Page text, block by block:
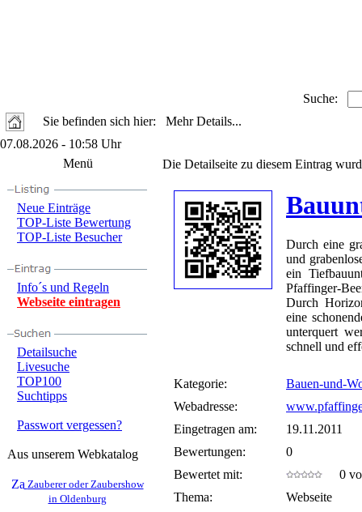
Suche:
Sie befinden sich hier: Mehr Details...
07.08.2026 - 10:58 Uhr
Menü
Neue Einträge
TOP-Liste Bewertung
TOP-Liste Besucher
Info´s und Regeln
Webseite eintragen
Detailsuche
Livesuche
TOP100
Suchtipps
Passwort vergessen?
Aus unserem Webkatalog
Zauberer oder Zaubershow
in Oldenburg
Die Detailseite zu diesem Eintrag
Durch eine
und
ein
Pfaffinger-
Durch
eine
unterquert
schnell und
Kategorie:
Bauen-und-
Webadresse:
Eingetragen am:
19.11.2011
Bewertungen:
0
Bewertet mit:
0
Thema:
Webseite